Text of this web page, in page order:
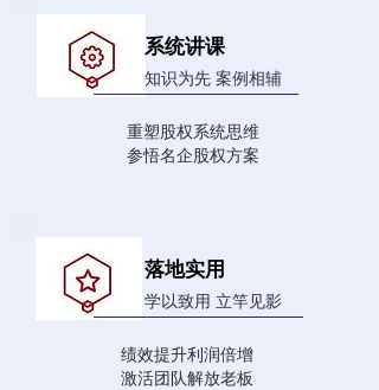
系统讲课
知识为先 案例相辅
重塑股权系统思维
​参悟名企股权方案
落地实用
学以致用 立竿见影
绩效提升利润倍增
​激活团队解放老板